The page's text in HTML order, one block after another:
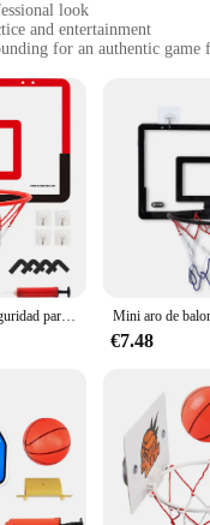
look
and entertainment
for an authentic game
for basketball
and reliability. The
is perfect for all ages
it's also about
yet sturdy
those who value
for optimal performance,
enjoyable play
sessions. With its focus
Juego divertido de seguridad para niños, Mini aro de baloncesto para ejercicio en casa, marco de pared, soporte, cesta de elevación, tablero colgante
€7.48